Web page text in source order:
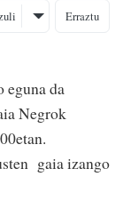
Erraztu
eguna da
Negrok
gaia izango